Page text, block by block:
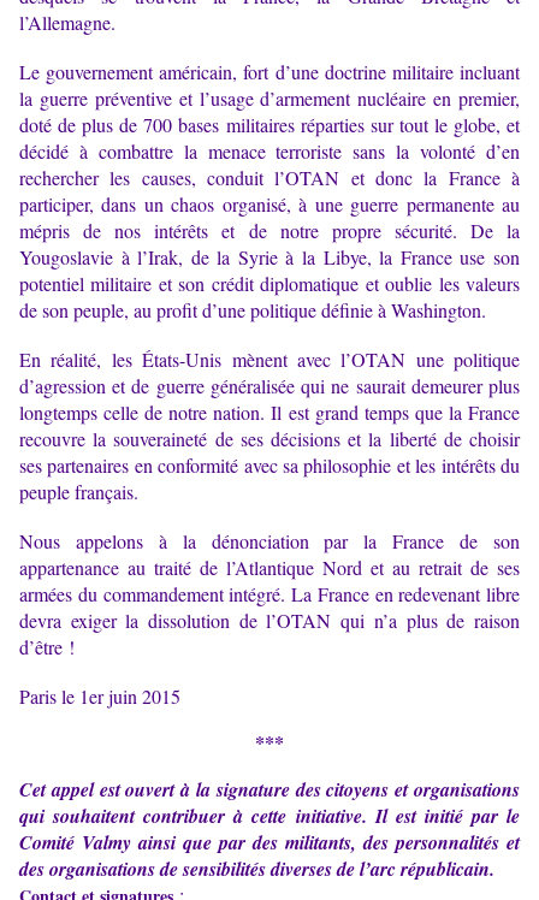
l’Allemagne.
Le gouvernement américain, fort d’une doctrine militaire incluant
la guerre préventive et l’usage d’armement nucléaire en premier,
doté de plus de 700 bases militaires réparties sur tout le globe, et
décidé à combattre la menace terroriste sans la volonté d’en
rechercher les causes, conduit l’OTAN et donc la France à
participer, dans un chaos organisé, à une guerre permanente au
mépris de nos intérêts et de notre propre sécurité. De la
Yougoslavie à l’Irak, de la Syrie à la Libye, la France use son
potentiel militaire et son crédit diplomatique et oublie les valeurs
de son peuple, au profit d’une politique définie à Washington.
En réalité, les États-Unis mènent avec l’OTAN une politique
d’agression et de guerre généralisée qui ne saurait demeurer plus
longtemps celle de notre nation. Il est grand temps que la France
recouvre la souveraineté de ses décisions et la liberté de choisir
ses partenaires en conformité avec sa philosophie et les intérêts du
peuple français.
Nous appelons à la dénonciation par la France de son
appartenance au traité de l’Atlantique Nord et au retrait de ses
armées du commandement intégré. La France en redevenant libre
devra exiger la dissolution de l’OTAN qui n’a plus de raison
d’être !
Paris le 1er juin 2015
***
Cet appel est ouvert à la signature des citoyens et organisations
qui souhaitent contribuer à cette initiative. Il est initié par le
Comité Valmy ainsi que par des militants, des personnalités et
des organisations de sensibilités diverses de l’arc républicain.
: